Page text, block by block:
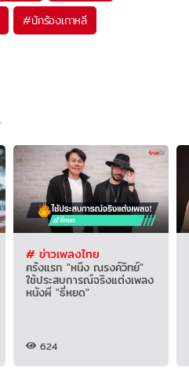
#นักร้องเกาหลี
# ข่าวเพลงไทย
ครั้งแรก "หนึ่ง ณรงค์วิทย์"
ใช้ประสบการณ์จริงแต่งเพลง
หนังผี "ธี่หยด"
624